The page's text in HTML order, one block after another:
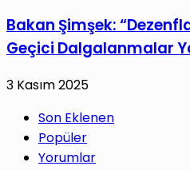
Bakan Şimşek:
Geçici Dalgalanmalar
3 Kasım 2025
Son Eklenen
Popüler
Yorumlar